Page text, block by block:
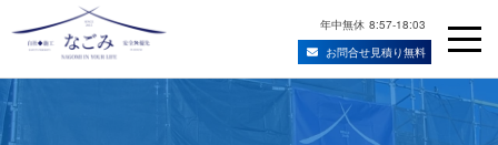
Skip
to
content
年中無休 8:57-18:03
お問合せ見積り無料
宮城県仙台市の屋根修理・雨漏り修理業者